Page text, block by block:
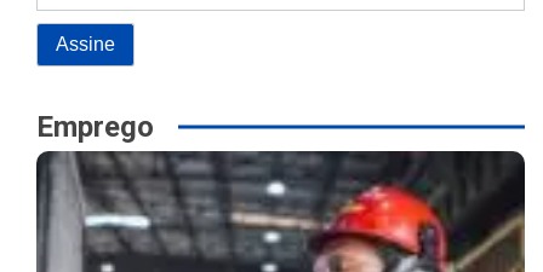
Emprego